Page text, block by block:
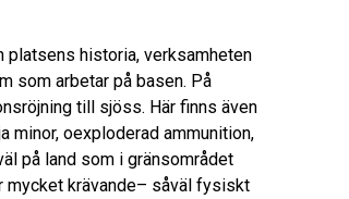
platsens historia, verksamheten
som arbetar på basen. På
till sjöss. Här finns även
minor, oexploderad ammunition,
på land som i gränsområdet
mycket krävande– såväl fysiskt